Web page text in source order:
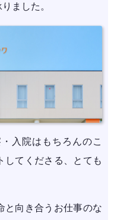
ました。
入院はもちろんのこ
してくださる、とても
と向き合うお仕事のな